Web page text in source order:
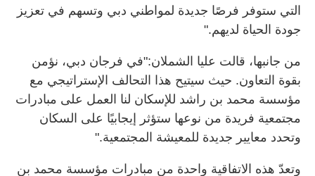
التي ستوفر فرصًا جديدة لمواطني دبي وتسهم في تعزيز
جودة الحياة لديهم."
من جانبها، قالت عليا الشملان:"في فرجان دبي، نؤمن
بقوة التعاون. حيث سيتيح هذا التحالف الإستراتيجي مع
مؤسسة محمد بن راشد للإسكان لنا العمل على مبادرات
مجتمعية فريدة من نوعها ستؤثر إيجابيًا على السكان
وتحدد معايير جديدة للمعيشة المجتمعية."
وتعدّ هذه الاتفاقية واحدة من مبادرات مؤسسة محمد بن